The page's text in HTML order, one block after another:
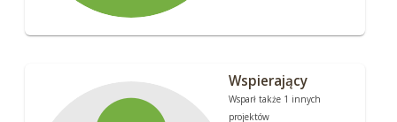
Wspierający
Wsparł także 1 innych
projektów